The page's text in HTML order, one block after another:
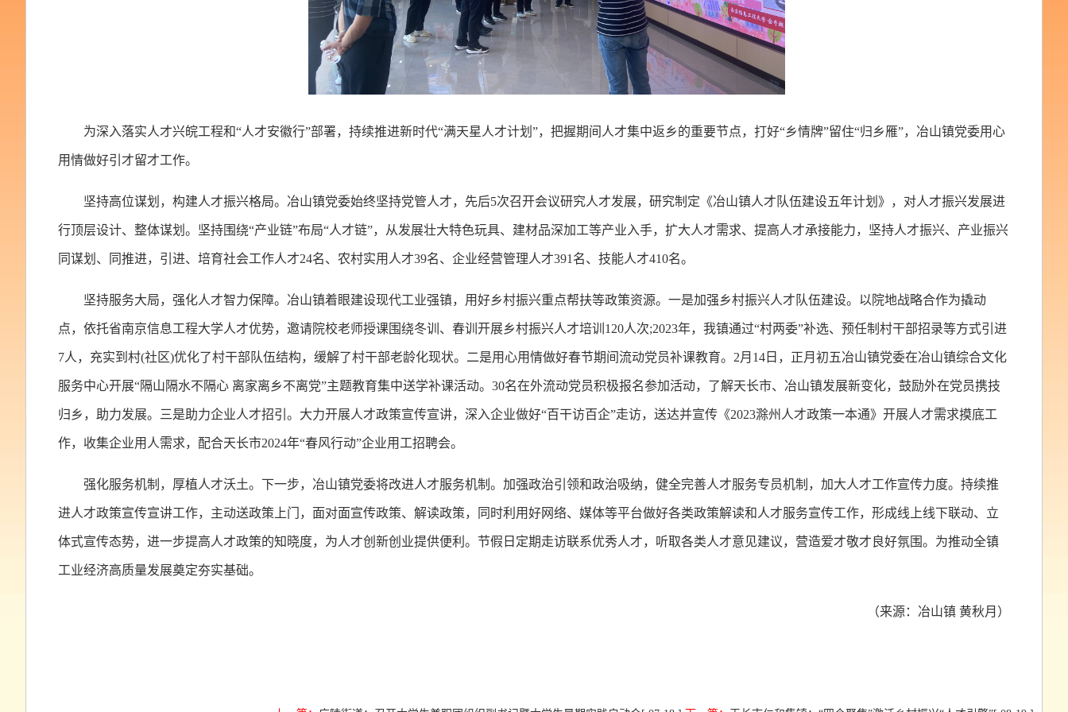
为深入落实人才兴皖工程和“人才安徽行”部署，持续推进新时代“满天星人才计划”，把握期间人才集中返乡的重要节点，打好“乡情牌”留住“归乡雁”，冶山镇党委用心
用情做好引才留才工作。
坚持高位谋划，构建人才振兴格局。冶山镇党委始终坚持党管人才，先后5次召开会议研究人才发展，研究制定《冶山镇人才队伍建设五年计划》，对人才振兴发展进
行顶层设计、整体谋划。坚持围绕“产业链”布局“人才链”，从发展壮大特色玩具、建材品深加工等产业入手，扩大人才需求、提高人才承接能力，坚持人才振兴、产业振兴
同谋划、同推进，引进、培育社会工作人才24名、农村实用人才39名、企业经营管理人才391名、技能人才410名。
坚持服务大局，强化人才智力保障。冶山镇着眼建设现代工业强镇，用好乡村振兴重点帮扶等政策资源。一是加强乡村振兴人才队伍建设。以院地战略合作为撬动
点，依托省南京信息工程大学人才优势，邀请院校老师授课围绕冬训、春训开展乡村振兴人才培训120人次;2023年，我镇通过“村两委”补选、预任制村干部招录等方式引进
7人，充实到村(社区)优化了村干部队伍结构，缓解了村干部老龄化现状。二是用心用情做好春节期间流动党员补课教育。2月14日，正月初五冶山镇党委在冶山镇综合文化
服务中心开展“隔山隔水不隔心 离家离乡不离党”主题教育集中送学补课活动。30名在外流动党员积极报名参加活动，了解天长市、冶山镇发展新变化，鼓励外在党员携技
归乡，助力发展。三是助力企业人才招引。大力开展人才政策宣传宣讲，深入企业做好“百干访百企”走访，送达并宣传《2023滁州人才政策一本通》开展人才需求摸底工
作，收集企业用人需求，配合天长市2024年“春风行动”企业用工招聘会。
强化服务机制，厚植人才沃土。下一步，冶山镇党委将改进人才服务机制。加强政治引领和政治吸纳，健全完善人才服务专员机制，加大人才工作宣传力度。持续推
进人才政策宣传宣讲工作，主动送政策上门，面对面宣传政策、解读政策，同时利用好网络、媒体等平台做好各类政策解读和人才服务宣传工作，形成线上线下联动、立
体式宣传态势，进一步提高人才政策的知晓度，为人才创新创业提供便利。节假日定期走访联系优秀人才，听取各类人才意见建议，营造爱才敬才良好氛围。为推动全镇
工业经济高质量发展奠定夯实基础。
（来源：冶山镇 黄秋月）